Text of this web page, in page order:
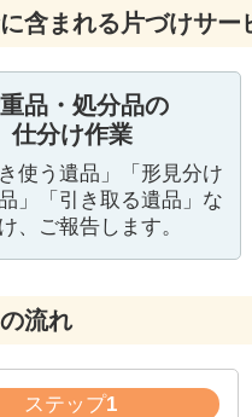
含まれる片づけサー
品・処分品の
仕分け作業
き使う遺品」「形見分け
」「引き取る遺品」な
、ご報告します。
流れ
ステップ1